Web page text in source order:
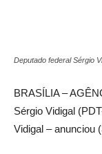
Deputado federal Sérgio
BRASÍLIA –
Sérgio Vidigal
Vidigal – anunciou